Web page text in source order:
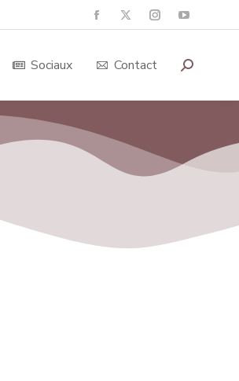
Sociaux Contact